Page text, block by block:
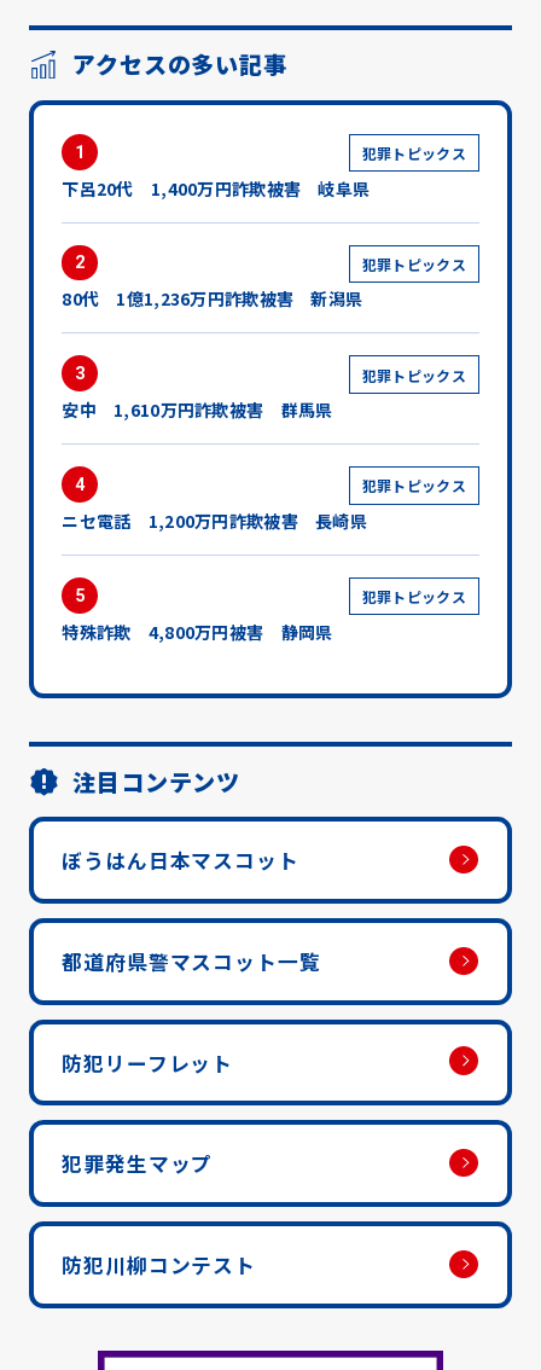
アクセスの多い記事
1 犯罪トピックス
下呂20代 1,400万円詐欺被害 岐阜県
2 犯罪トピックス
80代 1億1,236万円詐欺被害 新潟県
3 犯罪トピックス
安中 1,610万円詐欺被害 群馬県
4 犯罪トピックス
ニセ電話 1,200万円詐欺被害 長崎県
5 犯罪トピックス
特殊詐欺 4,800万円被害 静岡県
注目コンテンツ
ぼうはん日本マスコット
都道府県警マスコット一覧
防犯リーフレット
犯罪発生マップ
防犯川柳コンテスト